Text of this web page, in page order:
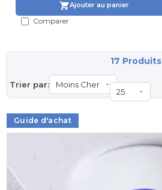
Ajouter au panier
Comparer
Trier par:
17 Produits
Guide d'achat